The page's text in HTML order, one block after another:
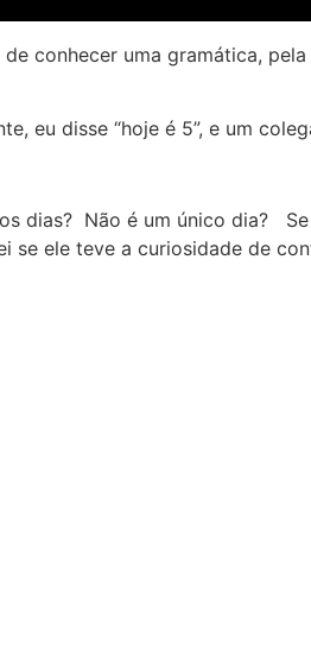
conhecer uma gramática,
eu disse “hoje é 5”, e um
dias? Não é um único dia?
ele teve a curiosidade de